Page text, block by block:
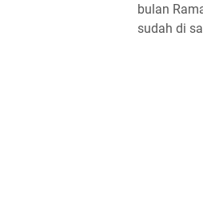
bulan
sudah di